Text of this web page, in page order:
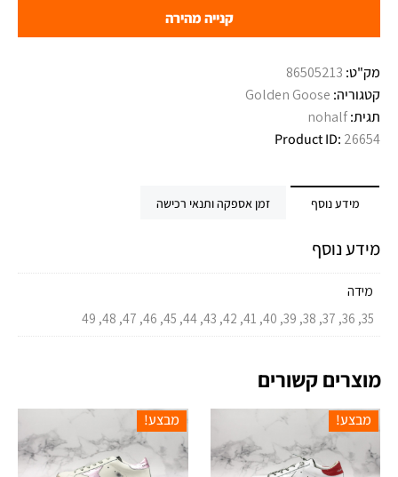
קנייה מהירה
מק"ט: 86505213
קטגוריה: Golden Goose
תגית:nohalf
Product ID: 26654
מידע נוסף זמן אספקה ותנאי רכישה
מידע נוסף
מידה
35, 36, 37, 38, 39, 40, 41, 42, 43, 44, 45, 46, 47, 48, 49
מוצרים קשורים
מבצע! מבצע!